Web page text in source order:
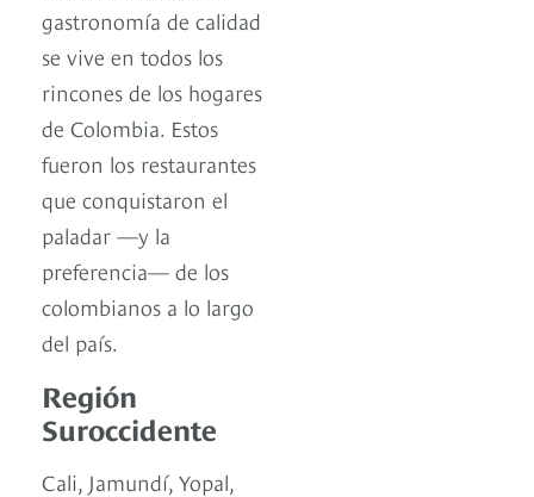
gastronomía de calidad
se vive en todos los
rincones de los hogares
de Colombia. Estos
fueron los restaurantes
que conquistaron el
paladar —y la
preferencia— de los
colombianos a lo largo
del país.
Región
Suroccidente
Cali, Jamundí, Yopal,